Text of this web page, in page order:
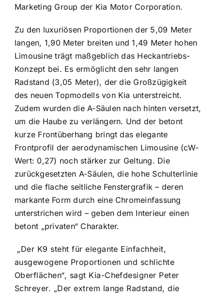
Marketing Group der Kia Motor Corporation.
Zu den luxuriösen Proportionen der 5,09 Meter
langen, 1,90 Meter breiten und 1,49 Meter hohen
Limousine trägt maßgeblich das Heckantriebs-
Konzept bei. Es ermöglicht den sehr langen
Radstand (3,05 Meter), der die Großzügigkeit
des neuen Topmodells von Kia unterstreicht.
Zudem wurden die A-Säulen nach hinten versetzt,
um die Haube zu verlängern. Und der betont
kurze Frontüberhang bringt das elegante
Frontprofil der aerodynamischen Limousine (cW-
Wert: 0,27) noch stärker zur Geltung. Die
zurückgesetzten A-Säulen, die hohe Schulterlinie
und die flache seitliche Fenstergrafik – deren
markante Form durch eine Chromeinfassung
unterstrichen wird – geben dem Interieur einen
betont „privaten“ Charakter.
„Der K9 steht für elegante Einfachheit,
ausgewogene Proportionen und schlichte
Oberflächen“, sagt Kia-Chefdesigner Peter
Schreyer. „Der extrem lange Radstand, die